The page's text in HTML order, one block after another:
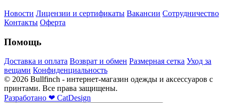
Новости Лицензии и сертификаты Вакансии Сотрудничество
Контакты Оферта
Помощь
Доставка и оплата Возврат и обмен Размерная сетка Уход за
вещами Конфиденциальность
© 2026 Bullfinch - интернет-магазин одежды и аксессуаров с
принтами. Все права защищены.
Разработано ❤ CatDesign